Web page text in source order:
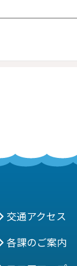
交通アクセス
各課のご案内